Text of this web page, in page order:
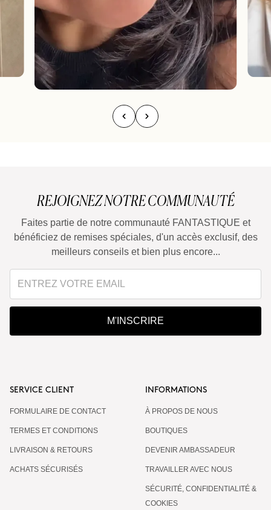
REJOIGNEZ NOTRE COMMUNAUTÉ
Faites partie de notre communauté FANTASTIQUE et
bénéficiez de remises spéciales, d'un accès exclusif, des
meilleurs conseils et bien plus encore...
M'INSCRIRE
SERVICE CLIENT
FORMULAIRE DE CONTACT
TERMES ET CONDITIONS
LIVRAISON & RETOURS
ACHATS SÉCURISÉS
INFORMATIONS
À PROPOS DE NOUS
BOUTIQUES
DEVENIR AMBASSADEUR
TRAVAILLER AVEC NOUS
SÉCURITÉ, CONFIDENTIALITÉ &
COOKIES